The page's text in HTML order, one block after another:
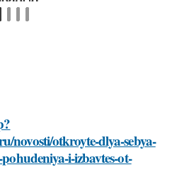
novosti/otkroyte-dlya-sebya-
i-izbavtes-ot-